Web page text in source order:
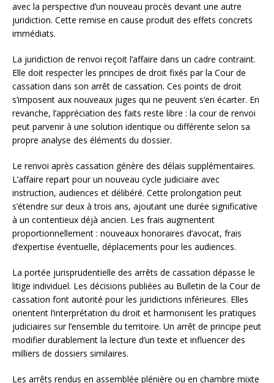
avec la perspective d’un nouveau procès devant une autre
juridiction. Cette remise en cause produit des effets concrets
immédiats.
La juridiction de renvoi reçoit l’affaire dans un cadre contraint.
Elle doit respecter les principes de droit fixés par la Cour de
cassation dans son arrêt de cassation. Ces points de droit
s’imposent aux nouveaux juges qui ne peuvent s’en écarter. En
revanche, l’appréciation des faits reste libre : la cour de renvoi
peut parvenir à une solution identique ou différente selon sa
propre analyse des éléments du dossier.
Le renvoi après cassation génère des délais supplémentaires.
L’affaire repart pour un nouveau cycle judiciaire avec
instruction, audiences et délibéré. Cette prolongation peut
s’étendre sur deux à trois ans, ajoutant une durée significative
à un contentieux déjà ancien. Les frais augmentent
proportionnellement : nouveaux honoraires d’avocat, frais
d’expertise éventuelle, déplacements pour les audiences.
La portée jurisprudentielle des arrêts de cassation dépasse le
litige individuel. Les décisions publiées au Bulletin de la Cour de
cassation font autorité pour les juridictions inférieures. Elles
orientent l’interprétation du droit et harmonisent les pratiques
judiciaires sur l’ensemble du territoire. Un arrêt de principe peut
modifier durablement la lecture d’un texte et influencer des
milliers de dossiers similaires.
Les arrêts rendus en assemblée plénière ou en chambre mixte